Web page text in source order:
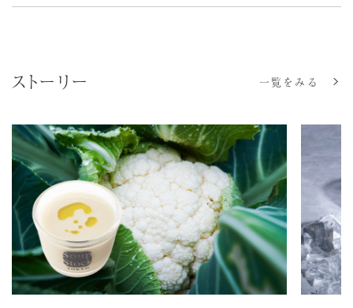
ストーリー 一覧をみる